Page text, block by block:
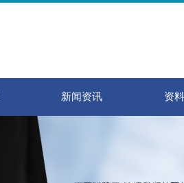
新闻资讯 资